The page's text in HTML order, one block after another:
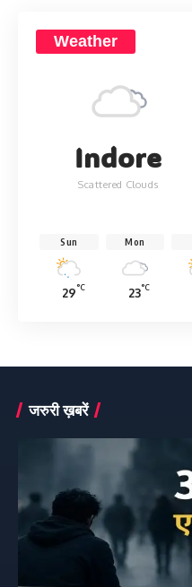
Weather
Indore
Scattered Clouds
Sun
29°C
Mon
23°C
जरुरी ख़बरें